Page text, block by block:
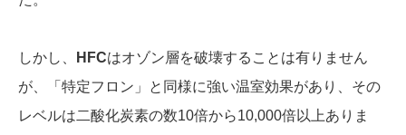
しかし、 HFCはオゾン層を破壊することは有りません
が、「特定フロン」と同様に強い温室効果があり、その
レベルは二酸化炭素の数10倍から10,000倍以上ありま